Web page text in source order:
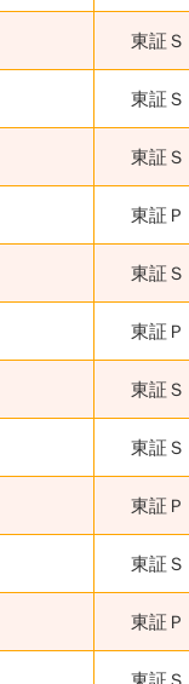
東証Ｓ
東証Ｓ
東証Ｓ
東証Ｐ
東証Ｓ
東証Ｐ
東証Ｓ
東証Ｓ
東証Ｐ
東証Ｓ
東証Ｐ